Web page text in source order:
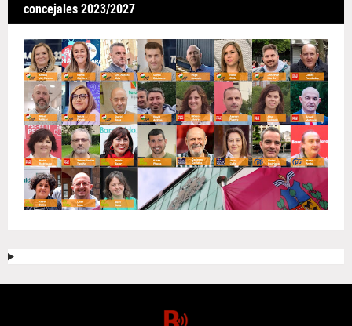
concejales 2023/2027